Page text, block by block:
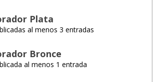
Plata
al menos 3 entradas
Bronce
al menos 1 entrada